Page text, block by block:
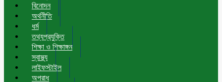
বিনোদন
অর্থনীতি
ধর্ম
তথ্যপ্রযুক্তি
শিক্ষা ও শিক্ষাঙ্গন
স্বাস্থ্য
লাইফস্টাইল
অপরাধ